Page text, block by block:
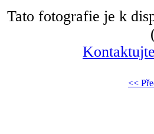
Tato fotografie je k
<<